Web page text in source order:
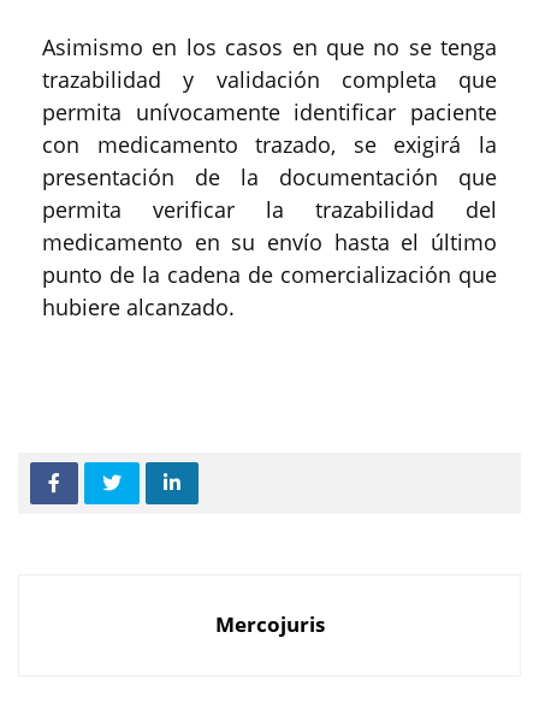
Asimismo en los casos en que no se tenga
trazabilidad y validación completa que
permita unívocamente identificar paciente
con medicamento trazado, se exigirá la
presentación de la documentación que
permita verificar la trazabilidad del
medicamento en su envío hasta el último
punto de la cadena de comercialización que
hubiere alcanzado.
Mercojuris